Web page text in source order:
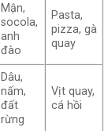
Mận,
socola,
anh
đào
Pasta,
pizza, gà
quay
Dâu,
nấm,
đất
rừng
Vịt quay,
cá hồi